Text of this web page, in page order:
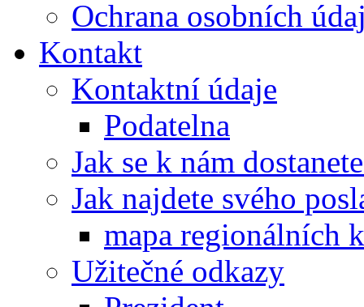
Ochrana osobních
Kontakt
Kontaktní údaje
Podatelna
Jak se k nám
Jak najdete svého
mapa regionálních
Užitečné odkazy